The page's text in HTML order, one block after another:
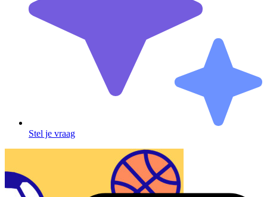
Stel je vraag